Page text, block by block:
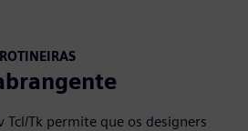
Tcl/Tk permite que os designers